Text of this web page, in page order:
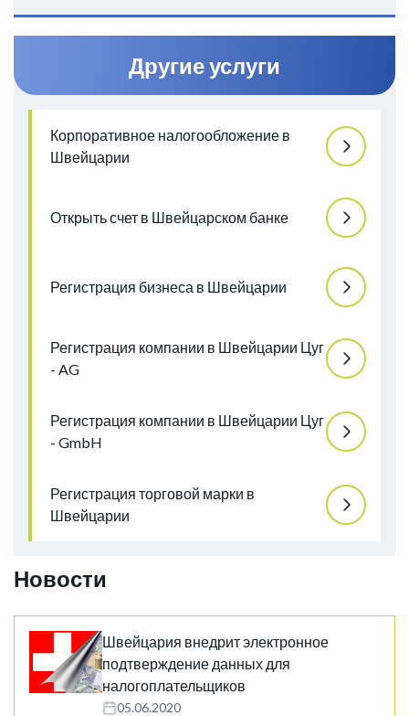
Другие услуги
Корпоративное налогообложение в
Швейцарии
Открыть счет в Швейцарском банке
Регистрация бизнеса в Швейцарии
Регистрация компании в Швейцарии Цуг
- AG
Регистрация компании в Швейцарии Цуг
- GmbH
Регистрация торговой марки в
Швейцарии
Новости
Швейцария внедрит электронное
подтверждение данных для
налогоплательщиков
05.06.2020